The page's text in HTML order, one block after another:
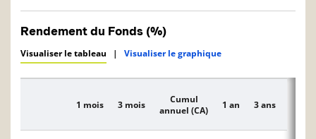
Rendement du Fonds (%)
Visualiser le tableau | Visualiser le graphique
Description
1 mois 3 mois
Cumul
annuel (CA)
1 an 3 ans